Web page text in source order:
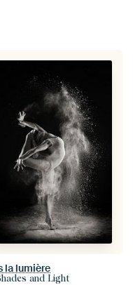
la lumière
and Light